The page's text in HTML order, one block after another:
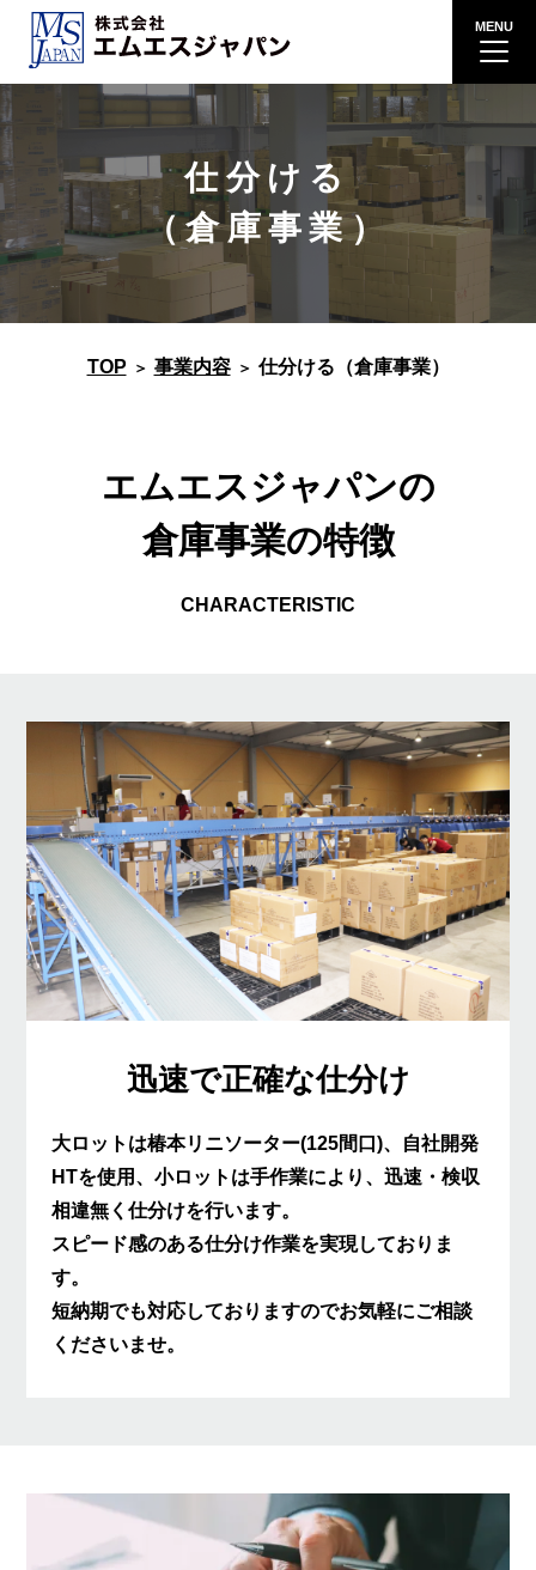
仕分ける
（倉庫事業）
TOP 事業内容 仕分ける（倉庫事業）
エムエスジャパンの
倉庫事業の特徴
CHARACTERISTIC
迅速で正確な仕分け
大ロットは椿本リニソーター(125間口)、自社開発
HTを使用、小ロットは手作業により、迅速・検収
相違無く仕分けを行います。
スピード感のある仕分け作業を実現しておりま
す。
短納期でも対応しておりますのでお気軽にご相談
くださいませ。